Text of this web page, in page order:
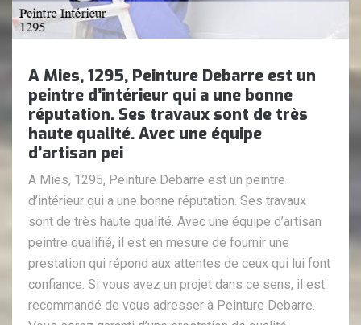
A Mies, 1295, Peinture Debarre est un
peintre d’intérieur qui a une bonne
réputation. Ses travaux sont de très
haute qualité. Avec une équipe
d’artisan pei
A Mies, 1295, Peinture Debarre est un peintre
d’intérieur qui a une bonne réputation. Ses travaux
sont de très haute qualité. Avec une équipe d’artisan
peintre qualifié, il est en mesure de fournir une
prestation qui répond aux attentes de ceux qui lui font
confiance. Si vous avez un projet dans ce sens, il est
recommandé de vous adresser à Peinture Debarre.